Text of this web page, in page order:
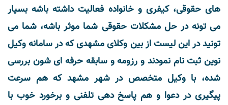
های حقوقی، کیفری و خانواده فعالیت داشته باشه بسیار
می تونه در حل مشکلات حقوقی شما موثر باشه، شما می
تونید در این لیست از بین وکلای مشهدی که در سامانه وکیل
نوین ثبت نام نمودند و رزومه و سابقه حرفه ای شون بررسی
شده، با وکیل متخصص در شهر مشهد که هم سرعت
پیگیری در دعوا و هم پاسخ دهی تلفنی و برخورد خوب با